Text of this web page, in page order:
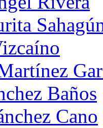
Baños
Cano